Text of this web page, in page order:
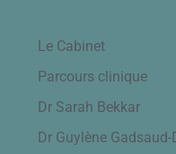
Le Cabinet
Parcours clinique
Dr Sarah Bekkar
Dr Guylène